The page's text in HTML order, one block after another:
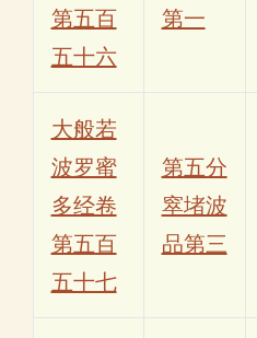
第五百
五十六
第一
大般若
波罗蜜
多经卷
第五百
五十七
第五分
窣堵波
品第三